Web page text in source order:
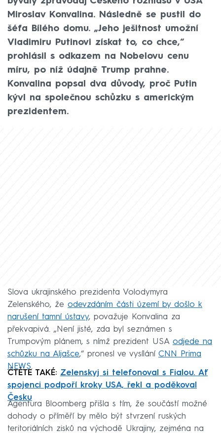
Miroslav Konvalina. Následně se pustil do
šéfa Bílého domu. „Jeho ješitnost umožní
Vladimiru Putinovi získat to, co chce,“
prohlásil s odkazem na Nobelovu cenu
míru, po níž údajně Trump prahne.
Konvalina popsal dva důvody, proč Putin
kývl na společnou schůzku s americkým
prezidentem.
Slova ukrajinského prezidenta Volodymyra
Zelenského, že odevzdáním části území by došlo k
narušení tamní ústavy, považuje Konvalina za
překvapivá. „Není jisté, zda byl seznámen s
Trumpovým plánem, s nímž prezident USA odjede na
schůzku na Aljašce,“ pronesl ve vysílání CNN Prima
NEWS.
ČTĚTE TAKÉ: Zelenskyj si telefonoval s Fialou. Ať
spojenci podpoří kroky USA, řekl a poděkoval
Česku
Agentura Bloomberg přišla s tím, že součástí možné
dohody o příměří by mělo být stvrzení ruských
teritoriálních zisků na východě Ukrajiny, zejména na